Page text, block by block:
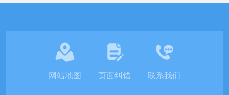
网站地图 页面纠错 联系我们